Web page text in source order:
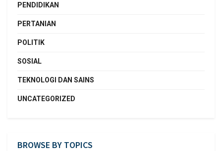
PENDIDIKAN
PERTANIAN
POLITIK
SOSIAL
TEKNOLOGI DAN SAINS
UNCATEGORIZED
BROWSE BY TOPICS